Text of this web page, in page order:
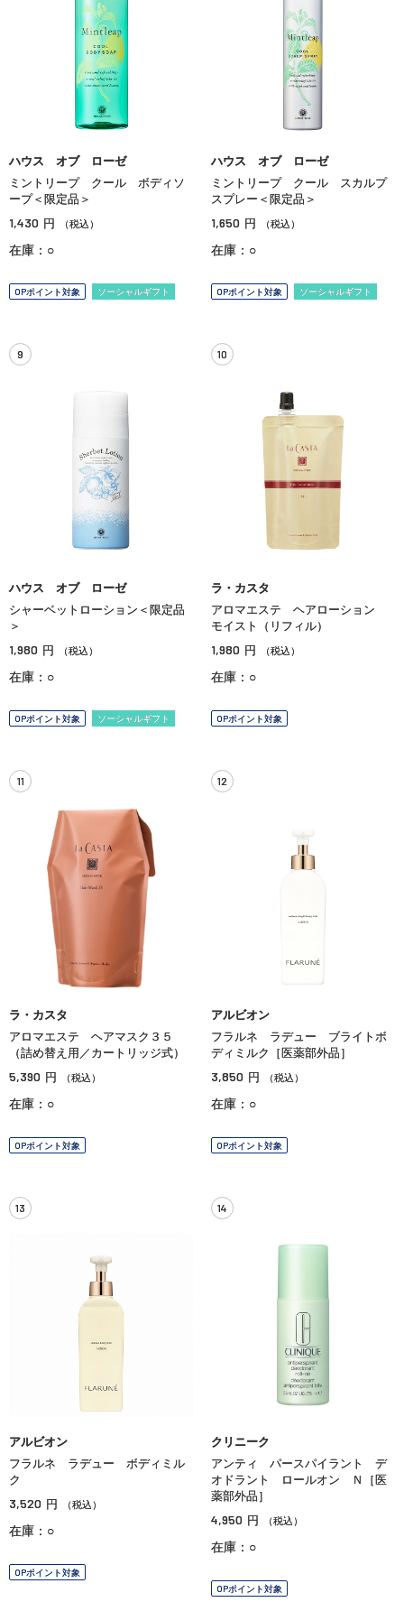
ハウス オブ ローゼ
ミントリープ クール ボディソ
ープ＜限定品＞
1,430 円 （税込）
在庫：○
OPポイント対象 ソーシャルギフト
ハウス オブ ローゼ
ミントリープ クール スカルプ
スプレー＜限定品＞
1,650 円 （税込）
在庫：○
OPポイント対象 ソーシャルギフト
9
ハウス オブ ローゼ
シャーベットローション＜限定品
＞
1,980 円 （税込）
在庫：○
OPポイント対象 ソーシャルギフト
10
ラ・カスタ
アロマエステ ヘアローション
モイスト（リフィル）
1,980 円 （税込）
在庫：○
OPポイント対象
11
ラ・カスタ
アロマエステ ヘアマスク３５
（詰め替え用／カートリッジ式）
5,390 円 （税込）
在庫：○
OPポイント対象
12
アルビオン
フラルネ ラデュー ブライトボ
ディミルク［医薬部外品］
3,850 円 （税込）
在庫：○
OPポイント対象
13
アルビオン
フラルネ ラデュー ボディミル
ク
3,520 円 （税込）
在庫：○
OPポイント対象
14
クリニーク
アンティ パースパイラント デ
オドラント ロールオン Ｎ［医
薬部外品］
4,950 円 （税込）
在庫：○
OPポイント対象